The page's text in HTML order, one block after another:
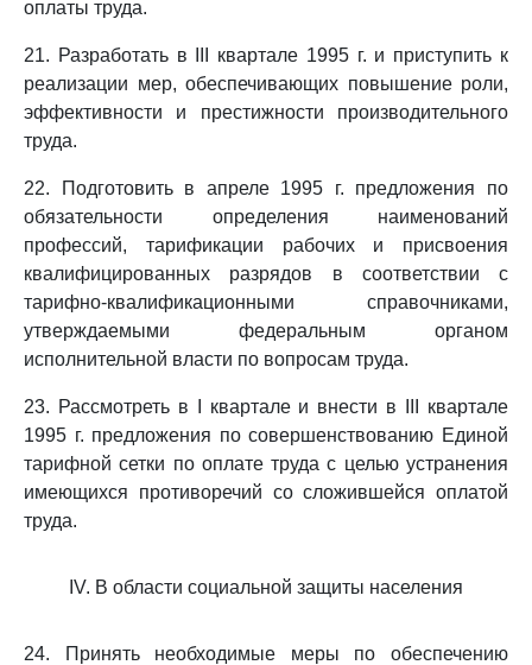
оплаты труда.
21. Разработать в III квартале 1995 г. и приступить к
реализации мер, обеспечивающих повышение роли,
эффективности и престижности производительного
труда.
22. Подготовить в апреле 1995 г. предложения по
обязательности определения наименований
профессий, тарификации рабочих и присвоения
квалифицированных разрядов в соответствии с
тарифно-квалификационными справочниками,
утверждаемыми федеральным органом
исполнительной власти по вопросам труда.
23. Рассмотреть в I квартале и внести в III квартале
1995 г. предложения по совершенствованию Единой
тарифной сетки по оплате труда с целью устранения
имеющихся противоречий со сложившейся оплатой
труда.
IV. В области социальной защиты населения
24. Принять необходимые меры по обеспечению